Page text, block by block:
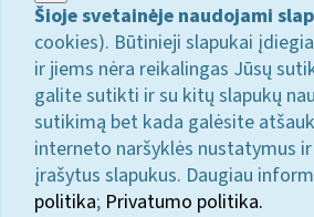
Šioje svetainėje naudojami
cookies). Būtinieji slapukai
ir jiems nėra reikalingas Jūsų
galite sutikti ir su kitų slapukų
sutikimą bet kada galėsite
interneto naršyklės nustatymus
įrašytus slapukus. Daugiau
politika; Privatumo politika.